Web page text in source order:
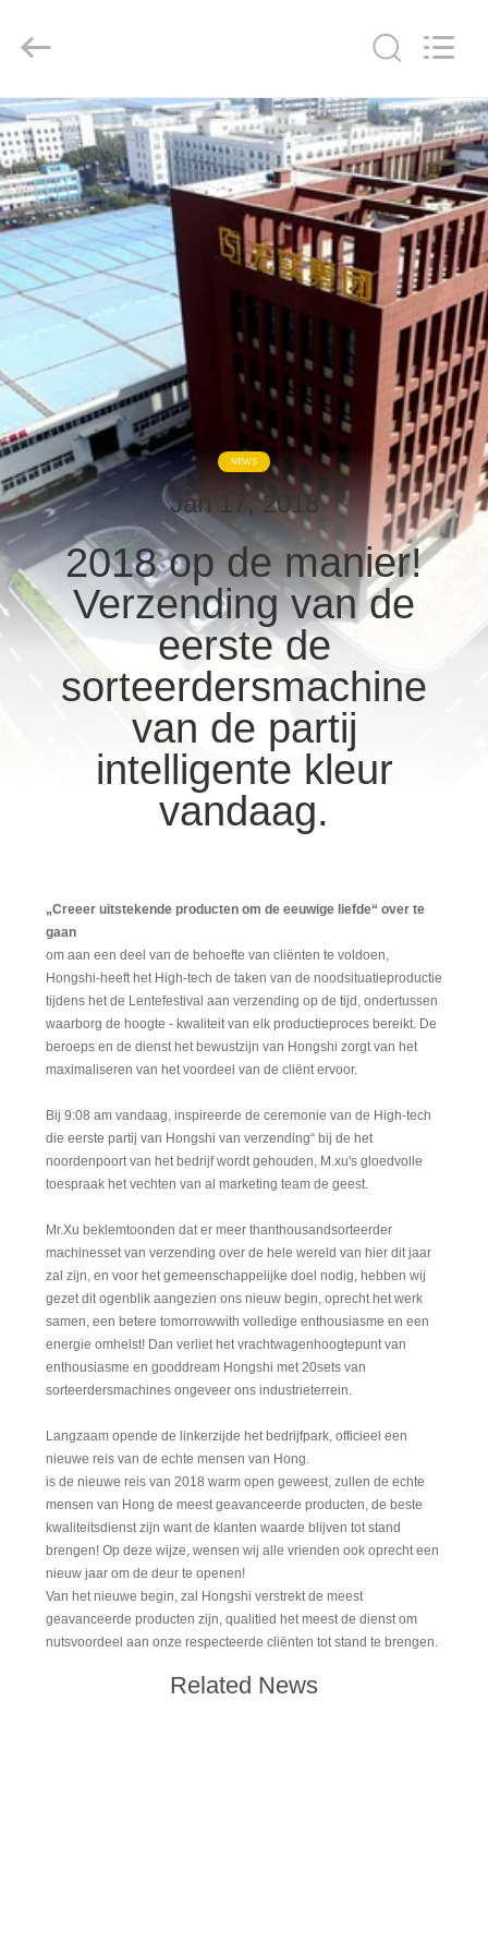
HUIS
PRODUCTEN
ONGEVEER
ONS
FABRIEKSREIS
KWALITEITSCONTROLE
CONTACTEER
ONS
VERZOEK
OM
CITAAT
SITEMAP
tech
Co.,Ltd.
Reserved.
NEWS
Jan 17, 2018
2018 op de manier!
Verzending van de
eerste de
sorteerdersmachine
van de partij
intelligente kleur
vandaag.
„Creeer uitstekende producten om de eeuwige liefde“ over te
gaan
om aan een deel van de behoefte van cliënten te voldoen,
Hongshi-heeft het High-tech de taken van de noodsituatieproductie
tijdens het de Lentefestival aan verzending op de tijd, ondertussen
waarborg de hoogte - kwaliteit van elk productieproces bereikt. De
beroeps en de dienst het bewustzijn van Hongshi zorgt van het
maximaliseren van het voordeel van de cliënt ervoor.
Bij 9:08 am vandaag, inspireerde de ceremonie van de High-tech
die eerste partij van Hongshi van verzending“ bij de het
noordenpoort van het bedrijf wordt gehouden, M.xu's gloedvolle
toespraak het vechten van al marketing team de geest.
Mr.Xu beklemtoonden dat er meer thanthousandsorteerder
machinesset van verzending over de hele wereld van hier dit jaar
zal zijn, en voor het gemeenschappelijke doel nodig, hebben wij
gezet dit ogenblik aangezien ons nieuw begin, oprecht het werk
samen, een betere tomorrowwith volledige enthousiasme en een
energie omhelst! Dan verliet het vrachtwagenhoogtepunt van
enthousiasme en gooddream Hongshi met 20sets van
sorteerdersmachines ongeveer ons industrieterrein.
Langzaam opende de linkerzijde het bedrijfpark, officieel een
nieuwe reis van de echte mensen van Hong.
is de nieuwe reis van 2018 warm open geweest, zullen de echte
mensen van Hong de meest geavanceerde producten, de beste
kwaliteitsdienst zijn want de klanten waarde blijven tot stand
brengen! Op deze wijze, wensen wij alle vrienden ook oprecht een
nieuw jaar om de deur te openen!
Van het nieuwe begin, zal Hongshi verstrekt de meest
geavanceerde producten zijn, qualitied het meest de dienst om
nutsvoordeel aan onze respecteerde cliënten tot stand te brengen.
Related News